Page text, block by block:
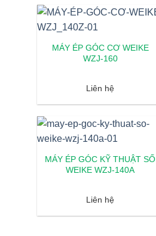
MÁY ÉP GÓC CƠ WEIKE
WZJ-160
Liên hệ
MÁY ÉP GÓC KỸ THUẬT SỐ
WEIKE WZJ-140A
Liên hệ